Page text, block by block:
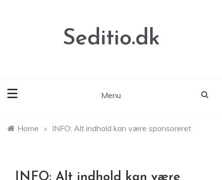
Seditio.dk
Menu
Home » INFO: Alt indhold kan være sponsoreret
INFO: Alt indhold kan være